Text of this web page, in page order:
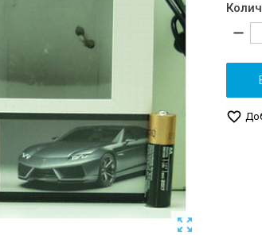

remove
favorite_border